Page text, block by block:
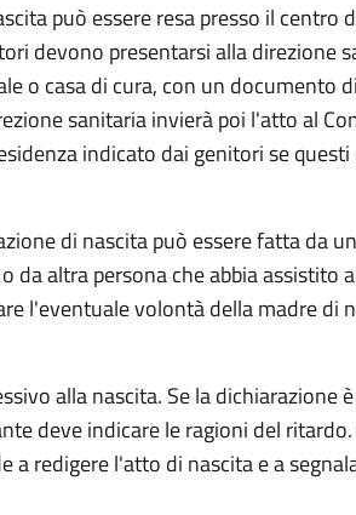
può essere resa presso il centro
devono presentarsi alla direzione
o casa di cura, con un documento
sanitaria invierà poi l'atto al
indicato dai genitori se
di nascita può essere fatta da
da altra persona che abbia assistito
l'eventuale volontà della madre di
alla nascita. Se la dichiarazione
deve indicare le ragioni del
a redigere l'atto di nascita e a